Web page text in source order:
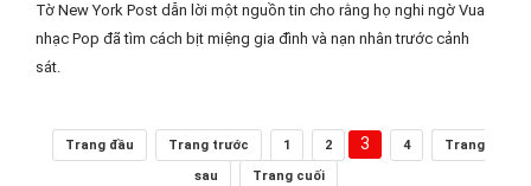
Tờ New York Post dẫn lời một nguồn tin cho rằng họ nghi ngờ Vua
nhạc Pop đã tìm cách bịt miệng gia đình và nạn nhân trước cảnh
sát.
Trang đầu Trang trước 1 2 3 4
Trang
sau
Trang cuối